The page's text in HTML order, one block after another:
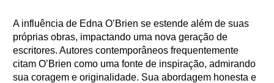
A influência de Edna O’Brien se estende além de suas
próprias obras, impactando uma nova geração de
escritores. Autores contemporâneos frequentemente
citam O’Brien como uma fonte de inspiração, admirando
sua coragem e originalidade. Sua abordagem honesta e